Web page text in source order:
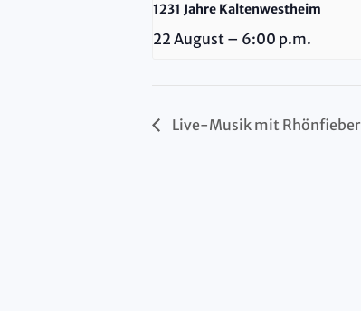
1231 Jahre Kaltenwestheim
22 August – 6:00 p.m.
Live-Musik mit Rhönfieber